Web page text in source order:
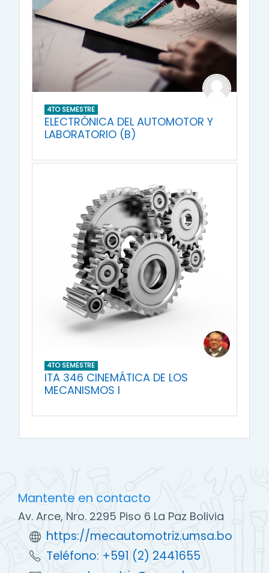
4TO SEMESTRE
ELECTRÓNICA DEL AUTOMOTOR Y
LABORATORIO (B)
4TO SEMESTRE
ITA 346 CINEMÁTICA DE LOS
MECANISMOS I
Mantente en contacto
Av. Arce, Nro. 2295 Piso 6 La Paz Bolivia
https://mecautomotriz.umsa.bo
Teléfono: +591 (2) 2441655